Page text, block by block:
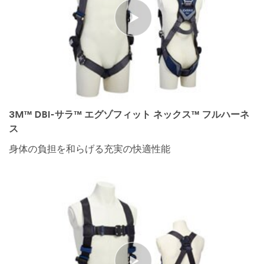
3M™ DBI-サラ™ エグゾフィット ネックス™ フルハーネ
ス
身体の負担を和らげる充実の快適性能